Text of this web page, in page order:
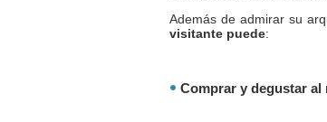
Además de admirar su
visitante puede:
Comprar y degustar al